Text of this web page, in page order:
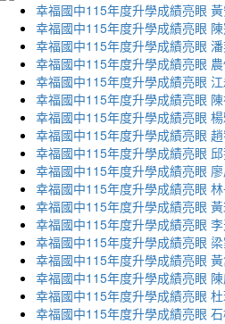
幸福國中115年度升學成績亮眼
幸福國中115年度升學成績亮眼
幸福國中115年度升學成績亮眼
幸福國中115年度升學成績亮眼
幸福國中115年度升學成績亮眼
幸福國中115年度升學成績亮眼
幸福國中115年度升學成績亮眼
幸福國中115年度升學成績亮眼
幸福國中115年度升學成績亮眼
幸福國中115年度升學成績亮眼
幸福國中115年度升學成績亮眼
幸福國中115年度升學成績亮眼
幸福國中115年度升學成績亮眼
幸福國中115年度升學成績亮眼
幸福國中115年度升學成績亮眼
幸福國中115年度升學成績亮眼
幸福國中115年度升學成績亮眼
幸福國中115年度升學成績亮眼